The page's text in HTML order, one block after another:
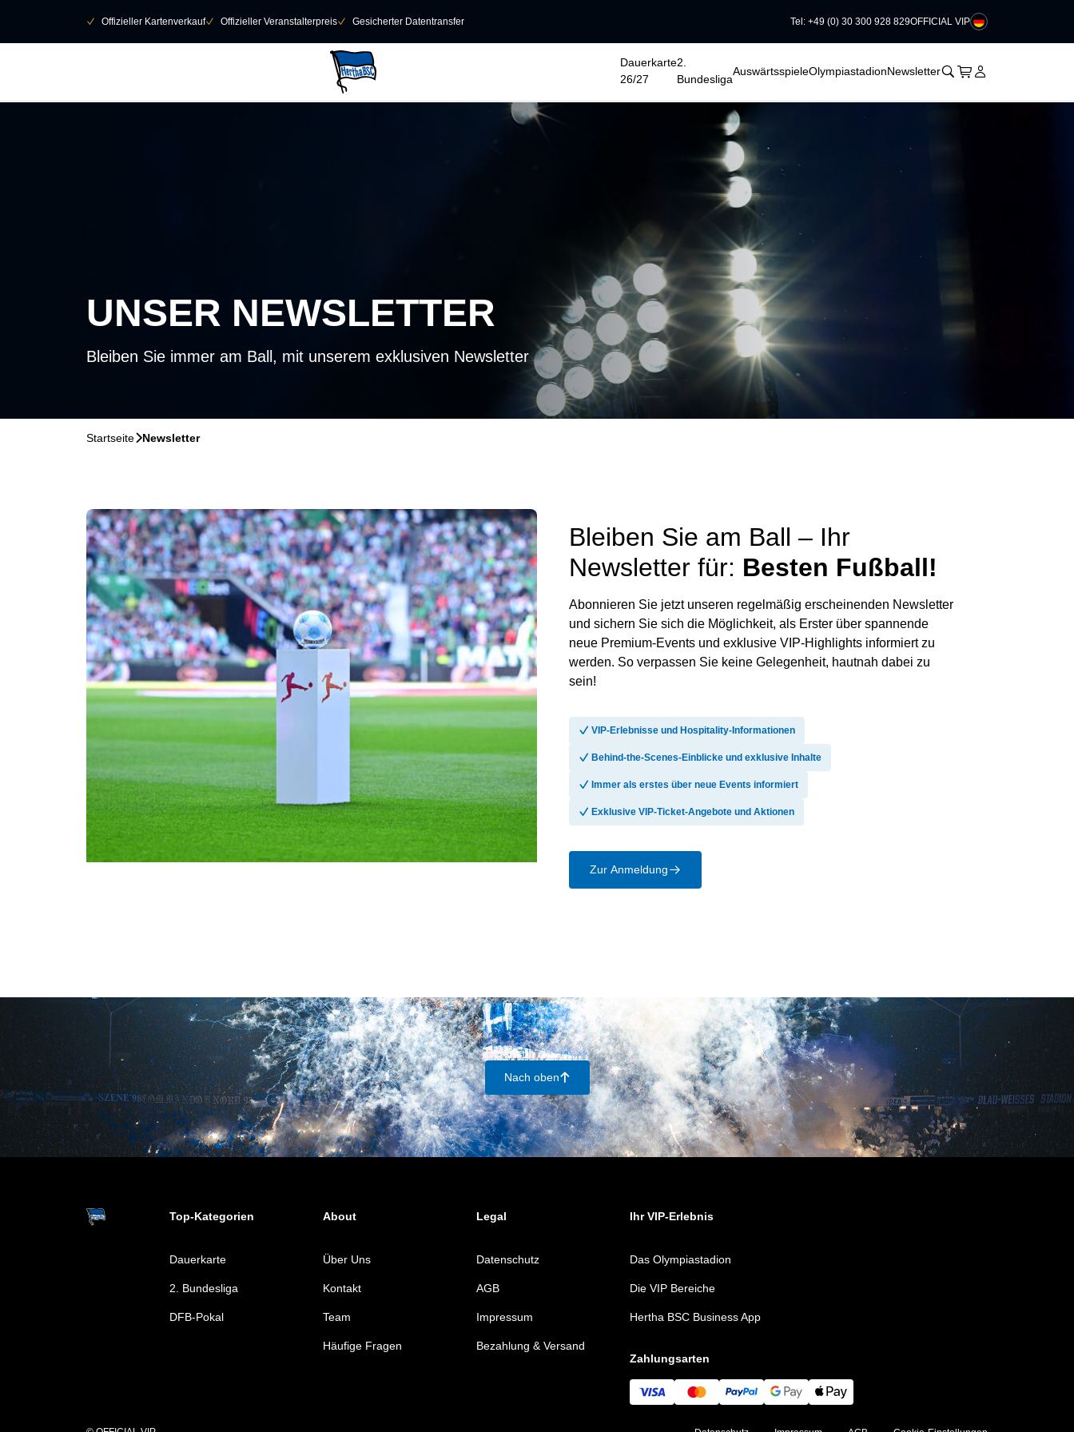
􀆅 Offizieller Kartenverkauf􀆅 Offizieller Veranstalterpreis􀆅 Gesicherter Datentransfer Tel: +49 (0) 30 300 928 829OFFICIAL VIP
Dauerkarte
26/27
2.
Bundesliga
AuswärtsspieleOlympiastadionNewsletter􀊫 Warenkorb
􀍩 Login
􀉩
UNSER NEWSLETTER
Bleiben Sie immer am Ball, mit unserem exklusiven Newsletter
Startseite􀆊Newsletter
Bleiben Sie am Ball – Ihr
Newsletter für: Besten Fußball!
Abonnieren Sie jetzt unseren regelmäßig erscheinenden Newsletter
und sichern Sie sich die Möglichkeit, als Erster über spannende
neue Premium-Events und exklusive VIP-Highlights informiert zu
werden. So verpassen Sie keine Gelegenheit, hautnah dabei zu
sein!
􀆅 VIP-Erlebnisse und Hospitality-Informationen
􀆅 Behind-the-Scenes-Einblicke und exklusive Inhalte
􀆅 Immer als erstes über neue Events informiert
􀆅 Exklusive VIP-Ticket-Angebote und Aktionen
Zur Anmeldung􀄫
Nach oben􀄨
Top-Kategorien About Legal Ihr VIP-Erlebnis
Dauerkarte
2. Bundesliga
DFB-Pokal
Über Uns
Kontakt
Team
Häufige Fragen
Datenschutz
AGB
Impressum
Bezahlung & Versand
Das Olympiastadion
Die VIP Bereiche
Hertha BSC Business App
Zahlungsarten